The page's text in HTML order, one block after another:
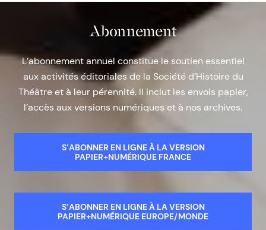
Abonnement
L’abonnement annuel constitue le soutien essentiel
aux activités éditoriales de la Société d’Histoire du
Théâtre et à leur pérennité. Il inclut les envois papier,
l’accès aux versions numériques et à nos archives.
S’ABONNER EN LIGNE À LA VERSION
PAPIER+NUMÉRIQUE FRANCE
S’ABONNER EN LIGNE À LA VERSION
PAPIER+NUMÉRIQUE EUROPE/MONDE